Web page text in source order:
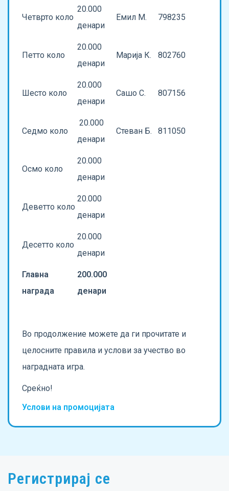
Четврто коло
20.000
денари
Емил М. 798235
Петто коло
20.000
денари
Марија К. 802760
Шесто коло
20.000
денари
Сашо С. 807156
Седмо коло
20.000
денари
Стеван Б. 811050
Осмо коло
20.000
денари
Деветто коло
20.000
денари
Десетто коло
20.000
денари
Главна
награда
200.000
денари
Во продолжение можете да ги прочитате и
целосните правила и услови за учество во
наградната игра.
Среќно!
Услови на промоцијата
Регистрирај се